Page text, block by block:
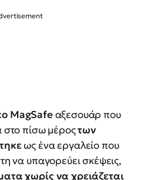
MagSafeαξεσουάρ που
στο πίσω μέροςτων
ως ένα εργαλείο που
να υπαγορεύει σκέψεις,
χωρίς να χρειάζεται